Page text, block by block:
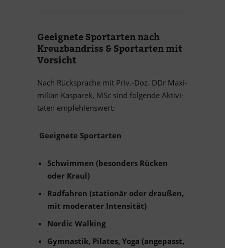
Ge­eig­nete Sport­ar­ten nach
Kreuz­band­riss & Sport­ar­ten mit
Vorsicht
Nach Rück­spra­che mit Priv.-Doz. DDr Ma­xi­
mi­lian Kas­pa­rek, MSc sind fol­gende Ak­ti­vi­
tä­ten empfehlenswert:
Ge­eig­nete Sportarten
Schwim­men (be­son­ders Rü­cken
oder Kraul)
Rad­fah­ren (sta­tio­när oder drau­ßen,
mit mo­de­ra­ter Intensität)
Nor­dic Walking
Gym­nas­tik, Pi­la­tes, Yoga (an­ge­passt,